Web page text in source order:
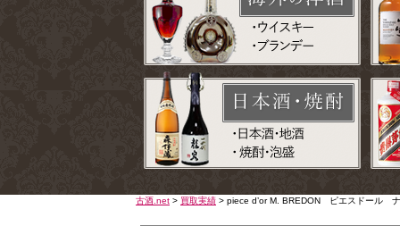
古酒.net > 買取実績 > piece d’or M. BREDON ピエスドール